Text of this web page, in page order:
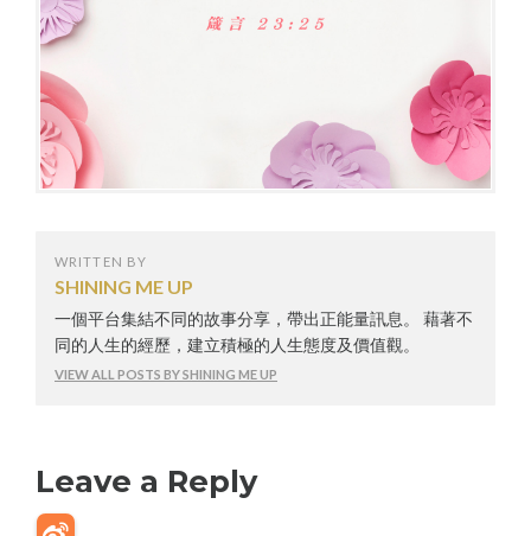
WRITTEN BY
SHINING ME UP
一個平台集結不同的故事分享，帶出正能量訊息。 藉著不
同的人生的經歷，建立積極的人生態度及價值觀。
VIEW ALL POSTS BY SHINING ME UP
Leave a Reply